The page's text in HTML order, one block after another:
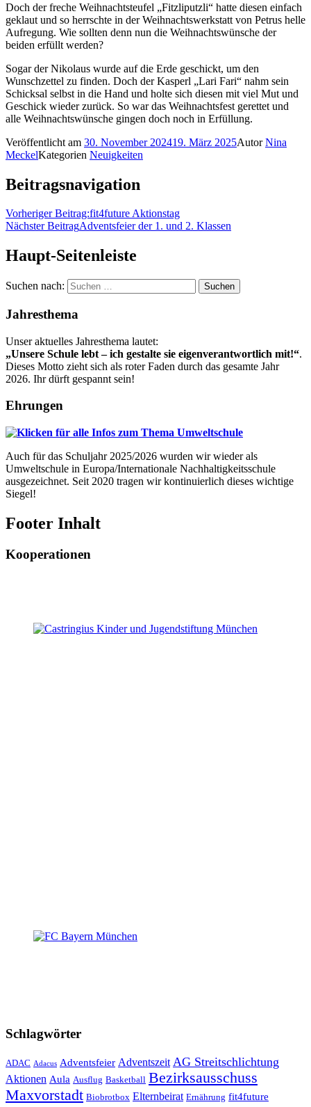
Doch der freche Weihnachtsteufel „Fitzliputzli“ hatte diesen einfach
geklaut und so herrschte in der Weihnachtswerkstatt von Petrus helle
Aufregung. Wie sollten denn nun die Weihnachtswünsche der
beiden erfüllt werden?
Sogar der Nikolaus wurde auf die Erde geschickt, um den
Wunschzettel zu finden. Doch der Kasperl „Lari Fari“ nahm sein
Schicksal selbst in die Hand und holte sich diesen mit viel Mut und
Geschick wieder zurück. So war das Weihnachtsfest gerettet und
alle Weihnachtswünsche gingen doch noch in Erfüllung.
Veröffentlicht am 30. November 202419. März 2025AutorNina
MeckelKategorien Neuigkeiten
Beitragsnavigation
Vorheriger Beitrag:fit4future Aktionstag
Nächster BeitragAdventsfeier der 1. und 2. Klassen
Haupt-Seitenleiste
Suchen nach:
Jahresthema
Unser aktuelles Jahresthema lautet:
„Unsere Schule lebt – ich gestalte sie eigenverantwortlich mit!“.
Dieses Motto zieht sich als roter Faden durch das gesamte Jahr
2026. Ihr dürft gespannt sein!
Ehrungen
Auch für das Schuljahr 2025/2026 wurden wir wieder als
Umweltschule in Europa/Internationale Nachhaltigkeitsschule
ausgezeichnet. Seit 2020 tragen wir kontinuierlich dieses wichtige
Siegel!
Footer Inhalt
Kooperationen
Schlagwörter
ADAC Adacus Adventsfeier Adventszeit AG Streitschlichtung
Aktionen Aula Ausflug Basketball Bezirksausschuss
Maxvorstadt Biobrotbox Elternbeirat Ernährung fit4future